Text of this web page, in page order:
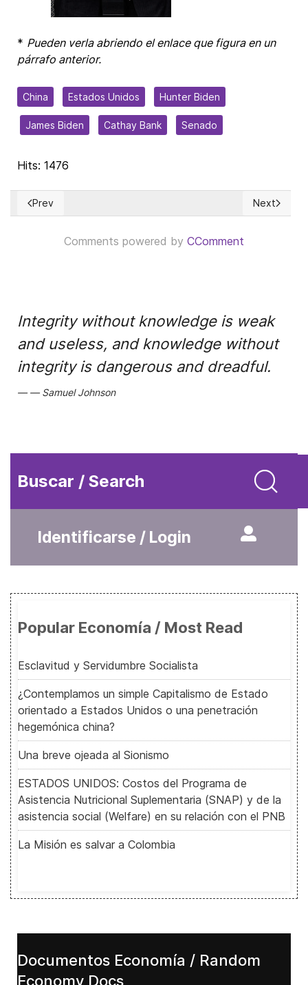
* Pueden verla abriendo el enlace que figura en un
párrafo anterior.
China Estados Unidos Hunter Biden
James Biden Cathay Bank Senado
Hits: 1476
Previous article: Rol de las democracias en el inevitable
Prev Next
Next
Comments powered by CComment
Integrity without knowledge is weak
and useless, and knowledge without
integrity is dangerous and dreadful.
Samuel Johnson
Buscar / Search
Identificarse / Login
Popular Economía / Most Read
Esclavitud y Servidumbre Socialista
¿Contemplamos un simple Capitalismo de Estado
orientado a Estados Unidos o una penetración
hegemónica china?
Una breve ojeada al Sionismo
ESTADOS UNIDOS: Costos del Programa de
Asistencia Nutricional Suplementaria (SNAP) y de la
asistencia social (Welfare) en su relación con el PNB
La Misión es salvar a Colombia
Documentos Economía / Random
Economy Docs